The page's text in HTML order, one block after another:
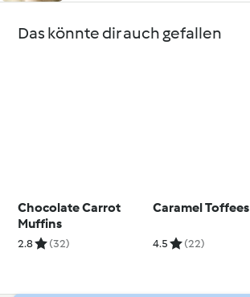
Das könnte dir auch gefallen
Chocolate Carrot
Muffins
2.8 (32)
Caramel Toffees
4.5 (22)